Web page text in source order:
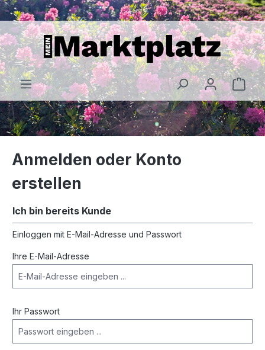
springen
Anmelden oder Konto
erstellen
Ich bin bereits Kunde
Einloggen mit E-Mail-Adresse und Passwort
Ihre E-Mail-Adresse
Ihr Passwort